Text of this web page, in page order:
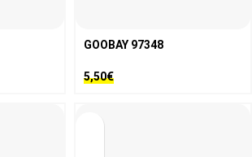
GOOBAY 97348
5,50€